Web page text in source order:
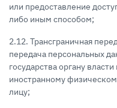
или предоставление
либо иным способом;
2.12. Трансграничная
передача персональных
государства органу
иностранному
лицу;